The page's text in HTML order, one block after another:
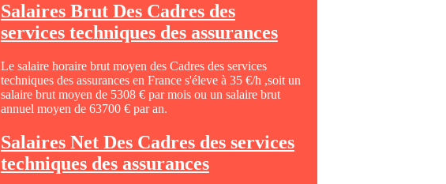
Salaires Brut Des Cadres des
services techniques des assurances
Le salaire horaire brut moyen des Cadres des services
techniques des assurances en France s'éleve à 35 €/h ,soit un
salaire brut moyen de 5308 € par mois ou un salaire brut
annuel moyen de 63700 € par an.
Salaires Net Des Cadres des services
techniques des assurances